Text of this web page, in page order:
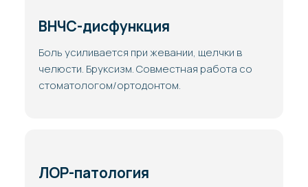
ВНЧС-дисфункция
Боль усиливается при жевании, щелчки в
челюсти. Бруксизм. Совместная работа со
стоматологом/ортодонтом.
ЛОР-патология